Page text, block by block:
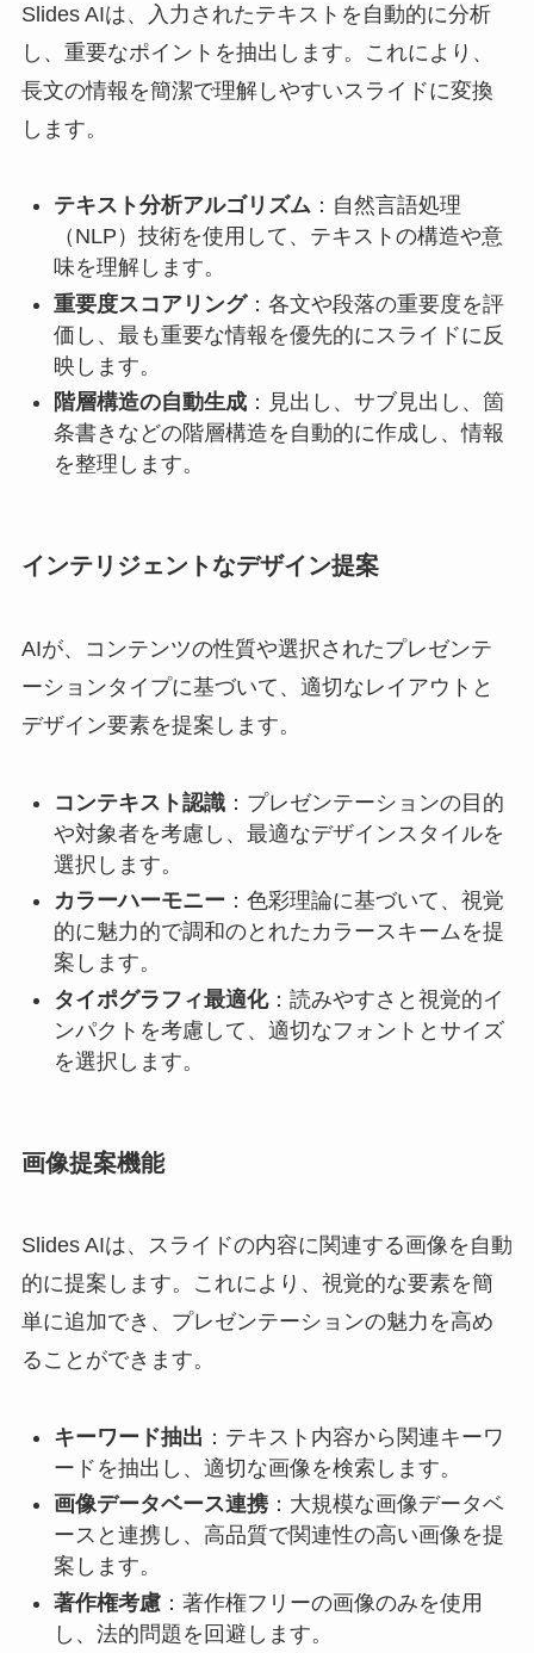
Slides AIは、入力されたテキストを自動的に分析
し、重要なポイントを抽出します。これにより、
長文の情報を簡潔で理解しやすいスライドに変換
します。
テキスト分析アルゴリズム：自然言語処理
（NLP）技術を使用して、テキストの構造や意
味を理解します。
重要度スコアリング：各文や段落の重要度を評
価し、最も重要な情報を優先的にスライドに反
映します。
階層構造の自動生成：見出し、サブ見出し、箇
条書きなどの階層構造を自動的に作成し、情報
を整理します。
インテリジェントなデザイン提案
AIが、コンテンツの性質や選択されたプレゼンテ
ーションタイプに基づいて、適切なレイアウトと
デザイン要素を提案します。
コンテキスト認識：プレゼンテーションの目的
や対象者を考慮し、最適なデザインスタイルを
選択します。
カラーハーモニー ：色彩理論に基づいて、視覚
的に魅力的で調和のとれたカラースキームを提
案します。
タイポグラフィ最適化：読みやすさと視覚的イ
ンパクトを考慮して、適切なフォントとサイズ
を選択します。
画像提案機能
Slides AIは、スライドの内容に関連する画像を自動
的に提案します。これにより、視覚的な要素を簡
単に追加でき、プレゼンテーションの魅力を高め
ることができます。
キーワード抽出 ：テキスト内容から関連キーワ
ードを抽出し、適切な画像を検索します。
画像データベース連携：大規模な画像データベ
ースと連携し、高品質で関連性の高い画像を提
案します。
著作権考慮：著作権フリーの画像のみを使用
し、法的問題を回避します。